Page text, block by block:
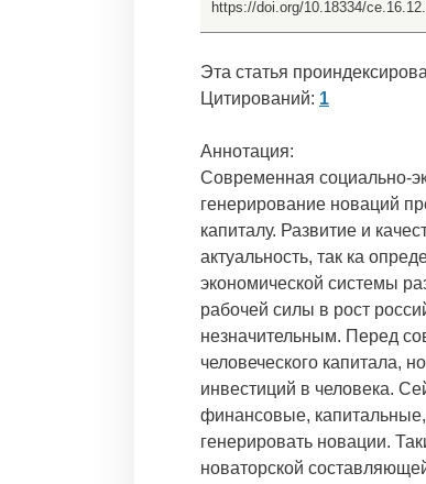
https://doi.org/10.18334/
Эта статья
Цитирований: 1
Аннотация:
Современная социально-
генерирование новаций
капиталу. Развитие и
актуальность, так ка
экономической системы
рабочей силы в рост
незначительным. Перед
человеческого капитала,
инвестиций в человека.
финансовые, капитальные,
генерировать новации.
новаторской